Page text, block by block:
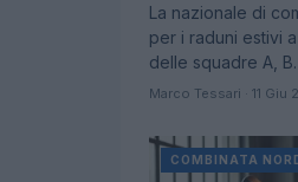
La nazionale di
per i raduni estivi
delle squadre A,
Marco Tessari · 11 Giu
COMBINATA